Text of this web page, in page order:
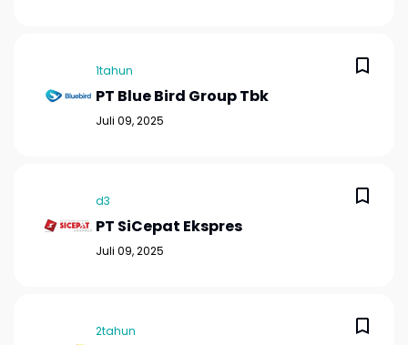
1tahun
PT Blue Bird Group Tbk
Juli 09, 2025
d3
PT SiCepat Ekspres
Juli 09, 2025
2tahun